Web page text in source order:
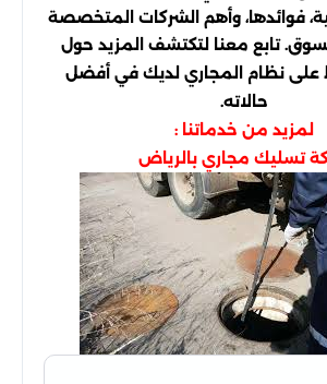
فوائدها، وأهم الشركات المتخصصة
تابع معنا لتكتشف المزيد حول
على نظام المجاري لديك في أفضل
حالاته.
لمزيد من خدماتنا :
تسليك مجاري بالرياض